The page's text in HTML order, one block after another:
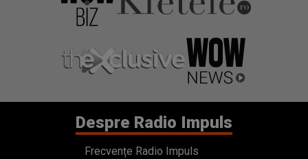
Despre Radio Impuls
Frecvențe Radio Impuls